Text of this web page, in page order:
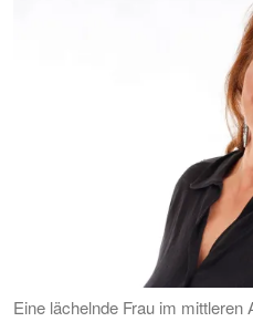
Eine lächelnde Frau im mittleren